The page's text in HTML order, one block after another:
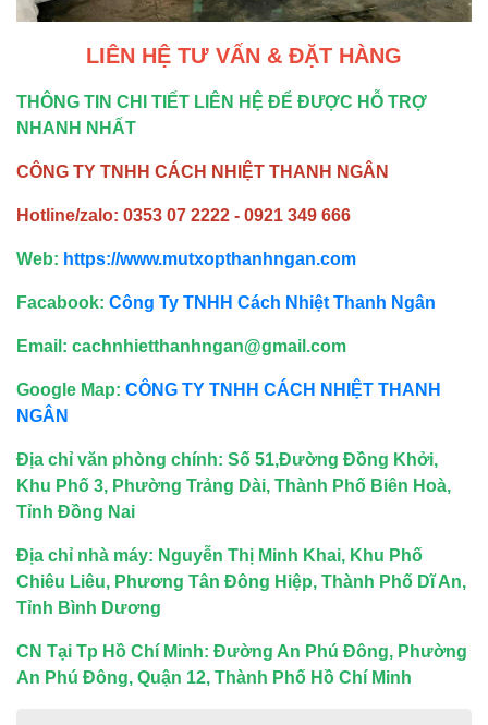
LIÊN HỆ TƯ VẤN & ĐẶT HÀNG
THÔNG TIN CHI TIẾT LIÊN HỆ ĐỂ ĐƯỢC HỖ TRỢ
NHANH NHẤT
CÔNG TY TNHH CÁCH NHIỆT THANH NGÂN
Hotline/zalo: 0353 07 2222 - 0921 349 666
Web: https://www.mutxopthanhngan.com
Facabook: Công Ty TNHH Cách Nhiệt Thanh Ngân
Email: cachnhietthanhngan@gmail.com
Google Map: CÔNG TY TNHH CÁCH NHIỆT THANH
NGÂN
Địa chỉ văn phòng chính: Số 51,Đường Đồng Khởi,
Khu Phố 3, Phường Trảng Dài, Thành Phố Biên Hoà,
Tỉnh Đồng Nai
Địa chỉ nhà máy: Nguyễn Thị Minh Khai, Khu Phố
Chiêu Liêu, Phương Tân Đông Hiệp, Thành Phố Dĩ An,
Tỉnh Bình Dương
CN Tại Tp Hồ Chí Minh: Đường An Phú Đông, Phường
An Phú Đông, Quận 12, Thành Phố Hồ Chí Minh